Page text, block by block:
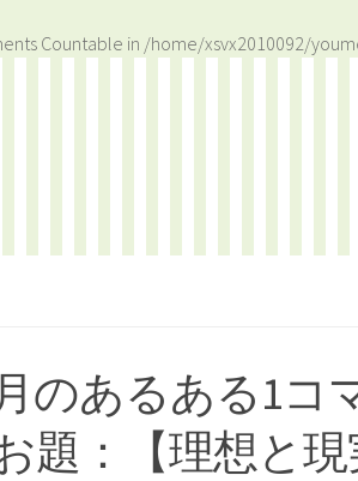
Countable in /home/xsvx2010092/
のあるある1コ
題：【理想と現